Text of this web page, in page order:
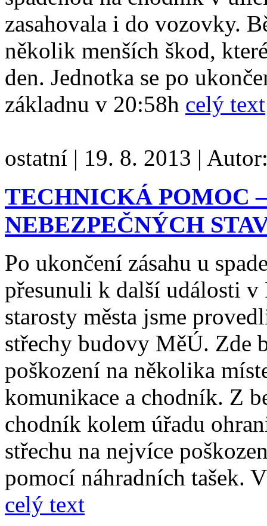
zasahovala i do vozovky.
několik menších škod,
den. Jednotka se po
základnu v 20:58h celý text
ostatní | 19. 8. 2013 |
TECHNICKÁ POMOC
NEBEZPEČNÝCH
Po ukončení zásahu u
přesunuli k další události v
starosty města jsme
střechy budovy MěÚ. Zde
poškození na několika
komunikace a chodník. Z
chodník kolem úřadu
střechu na nejvíce
pomocí náhradních tašek.
celý text